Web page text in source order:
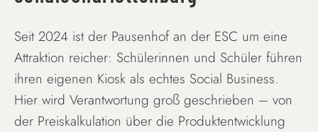
Seit 2024 ist der Pausenhof an der ESC um eine
Attraktion reicher: Schülerinnen und Schüler führen
ihren eigenen Kiosk als echtes Social Business.
Hier wird Verantwortung groß geschrieben – von
der Preiskalkulation über die Produktentwicklung